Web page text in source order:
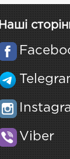
Наші
Viber